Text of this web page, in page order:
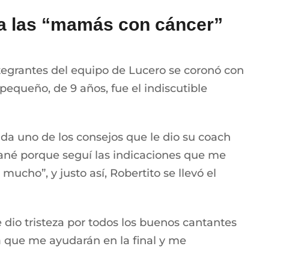
las “mamás con cáncer”
del equipo de Lucero se coronó con
de 9 años, fue el indiscutible
uno de los consejos que le dio su coach
porque seguí las indicaciones que me
y justo así, Robertito se llevó el
tristeza por todos los buenos cantantes
que me ayudarán en la final y me